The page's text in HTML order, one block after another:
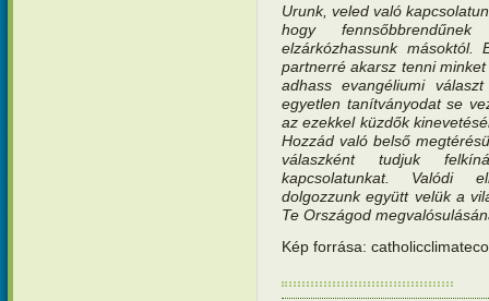
Urunk, veled való
hogy
elzárkózhassunk
partnerré akarsz tenni
adhass evangéliumi
egyetlen tanítványodat se
az ezekkel küzdők
Hozzád való belső
válaszként tudjuk
kapcsolatunkat. Valódi
dolgozzunk együtt velük a
Te Országod
Kép forrása: